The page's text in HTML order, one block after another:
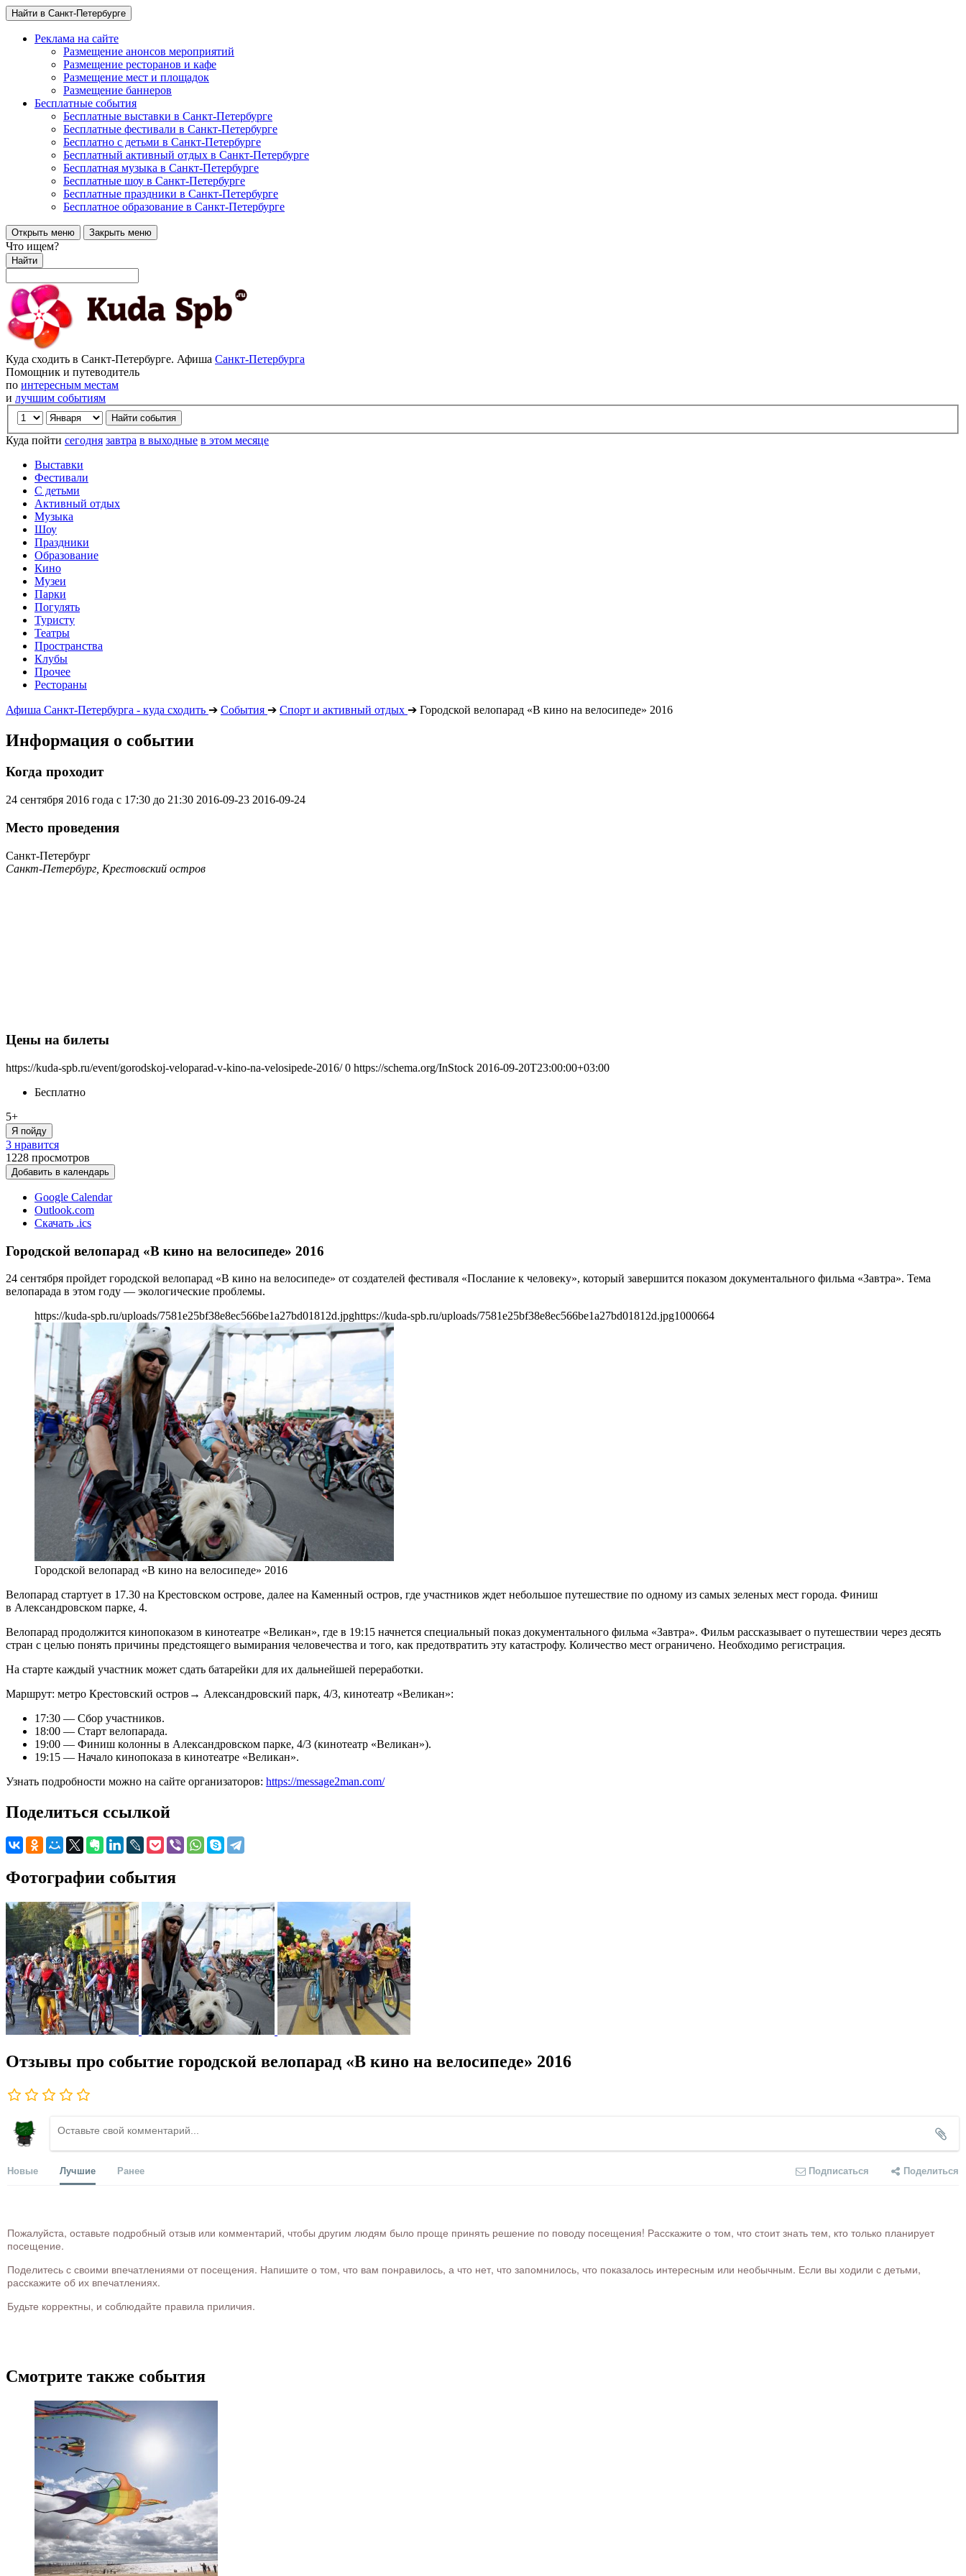
Найти в Санкт-Петербурге
Реклама на сайте
Размещение анонсов мероприятий
Размещение ресторанов и кафе
Размещение мест и площадок
Размещение баннеров
Бесплатные события
Бесплатные выставки в Санкт-Петербурге
Бесплатные фестивали в Санкт-Петербурге
Бесплатно с детьми в Санкт-Петербурге
Бесплатный активный отдых в Санкт-Петербурге
Бесплатная музыка в Санкт-Петербурге
Бесплатные шоу в Санкт-Петербурге
Бесплатные праздники в Санкт-Петербурге
Бесплатное образование в Санкт-Петербурге
Открыть меню Закрыть меню
Что ищем?
Найти
Куда сходить в Санкт-Петербурге. Афиша Санкт-Петербурга
Помощник и путеводитель
по интересным местам
и лучшим событиям
Куда пойти сегодня завтра в выходные в этом месяце
Выставки
Фестивали
С детьми
Активный отдых
Музыка
Шоу
Праздники
Образование
Кино
Музеи
Парки
Погулять
Туристу
Театры
Пространства
Клубы
Прочее
Рестораны
Афиша Санкт-Петербурга - куда сходить ➔ События ➔ Спорт и активный отдых ➔ Городской велопарад «В кино на велосипеде» 2016
Информация о событии
Когда проходит
24 сентября 2016 года с 17:30 до 21:30 2016-09-23 2016-09-24
Место проведения
Санкт-Петербург
Санкт-Петербург, Крестовский остров
Цены на билеты
https://kuda-spb.ru/event/gorodskoj-veloparad-v-kino-na-velosipede-2016/ 0 https://schema.org/InStock 2016-09-20T23:00:00+03:00
Бесплатно
5+
Я пойду
3 нравится
1228 просмотров
Добавить в календарь
Google Calendar
Outlook.com
Скачать .ics
Городской велопарад «В кино на велосипеде» 2016
24 сентября пройдет городской велопарад «В кино на велосипеде» от создателей фестиваля «Послание к человеку», который завершится показом документального фильма «Завтра». Тема
велопарада в этом году — экологические проблемы.
https://kuda-spb.ru/uploads/7581e25bf38e8ec566be1a27bd01812d.jpghttps://kuda-spb.ru/uploads/7581e25bf38e8ec566be1a27bd01812d.jpg1000664
Городской велопарад «В кино на велосипеде» 2016
Велопарад стартует в 17.30 на Крестовском острове, далее на Каменный остров, где участников ждет небольшое путешествие по одному из самых зеленых мест города. Финиш
в Александровском парке, 4.
Велопарад продолжится кинопоказом в кинотеатре «Великан», где в 19:15 начнется специальный показ документального фильма «Завтра». Фильм рассказывает о путешествии через десять
стран с целью понять причины предстоящего вымирания человечества и того, как предотвратить эту катастрофу. Количество мест ограничено. Необходимо регистрация.
На старте каждый участник может сдать батарейки для их дальнейшей переработки.
Маршрут: метро Крестовский остров→ Александровский парк, 4/3, кинотеатр «Великан»:
17:30 — Сбор участников.
18:00 — Старт велопарада.
19:00 — Финиш колонны в Александровском парке, 4/3 (кинотеатр «Великан»).
19:15 — Начало кинопоказа в кинотеатре «Великан».
Узнать подробности можно на сайте организаторов: https://message2man.com/
Поделиться ссылкой
Фотографии события
Отзывы про событие городской велопарад «В кино на велосипеде» 2016
Новые Лучшие Ранее Подписаться Поделиться
Пожалуйста, оставьте подробный отзыв или комментарий, чтобы другим людям было проще принять решение по поводу посещения! Расскажите о том, что стоит знать тем, кто только планирует
посещение.
Поделитесь с своими впечатлениями от посещения. Напишите о том, что вам понравилось, а что нет, что запомнилось, что показалось интересным или необычным. Если вы ходили с детьми,
расскажите об их впечатлениях.
Будьте корректны, и соблюдайте правила приличия.
Смотрите также события